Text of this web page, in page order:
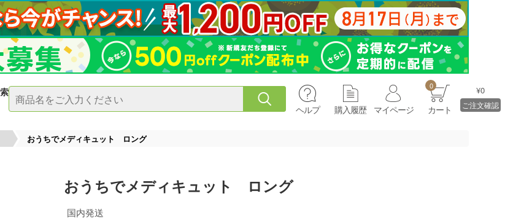
ヘルプ 購入履歴 マイページ
0
カート
¥0
ご注文確認
おうちでメディキュット ロング
おうちでメディキュット ロング
国内発送